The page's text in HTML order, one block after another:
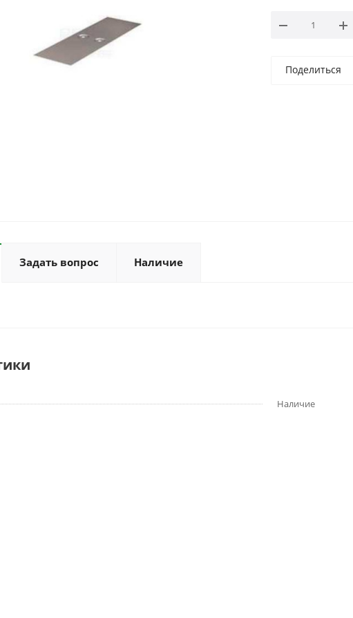
Поделиться
Задать вопрос Наличие
Наличие